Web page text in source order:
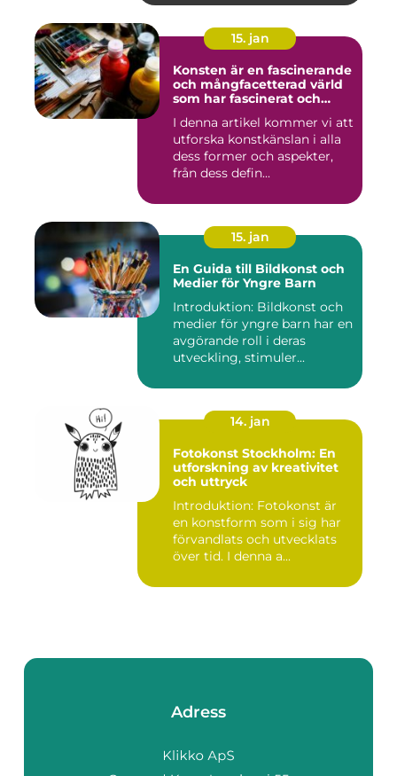
15. jan
Konsten är en fascinerande
och mångfacetterad värld
som har fascinerat och
århundraden
I denna artikel kommer vi att
utforska konstkänslan i alla
dess former och aspekter,
från dess defin...
15. jan
En Guida till Bildkonst och
Medier för Yngre Barn
Introduktion: Bildkonst och
medier för yngre barn har en
avgörande roll i deras
utveckling, stimuler...
14. jan
Fotokonst Stockholm: En
utforskning av kreativitet
och uttryck
Introduktion: Fotokonst är
en konstform som i sig har
förvandlats och utvecklats
över tid. I denna a...
Adress